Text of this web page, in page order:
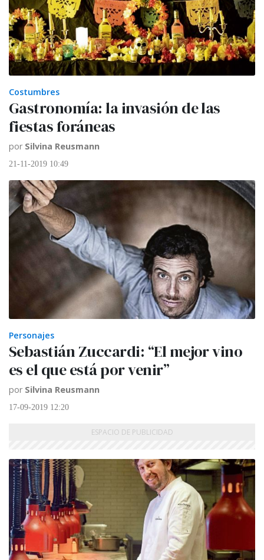
Costumbres
Gastronomía: la invasión de las
fiestas foráneas
por Silvina Reusmann
21-11-2019 10:49
Personajes
Sebastián Zuccardi: “El mejor vino
es el que está por venir”
por Silvina Reusmann
17-09-2019 12:20